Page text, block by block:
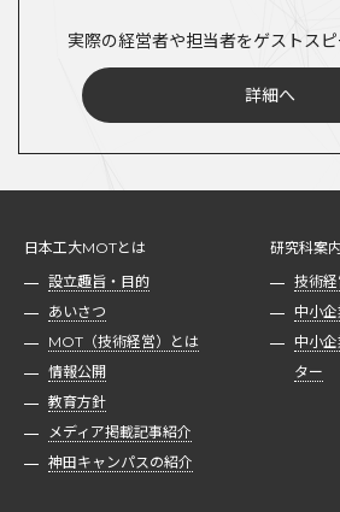
実際の経営者や担当者をゲストス
詳細へ
日本工大MOTとは
設立趣旨・目的
あいさつ
MOT（技術経営）とは
情報公開
教育方針
メディア掲載記事紹介
神田キャンパスの紹介
研究科案内
技術
中小
中小
ター